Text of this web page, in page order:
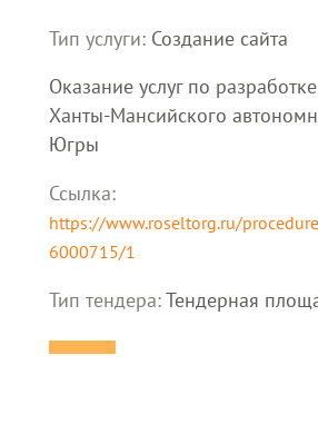
Тип услуги: Создание сайта
Оказание услуг по
Ханты-Мансийского
Югры
Ссылка:
https://www.roseltorg.ru/
6000715/1
Тип тендера:Тендерная